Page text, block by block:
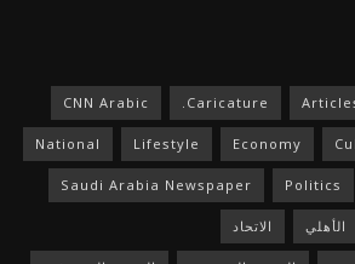
Caricature.
CNN Arabic
Economy
Lifestyle
National
Politics
Saudi Arabia Newspaper
الأهلي الاتحاد